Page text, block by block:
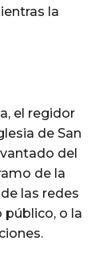
la
el regidor
de San
del
de la
las redes
o la